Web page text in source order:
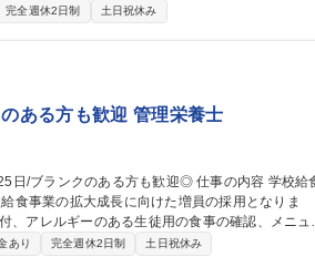
にとってベストか、喜んで頂けるか」をご自身で
完全週休2日制 土日祝休み
ある方も歓迎 管理栄養士
食事業の拡大成長に向けた増員の採用となりま
、食材発注、在庫管理、献立カロリー計算、献立
あり 完全週休2日制 土日祝休み